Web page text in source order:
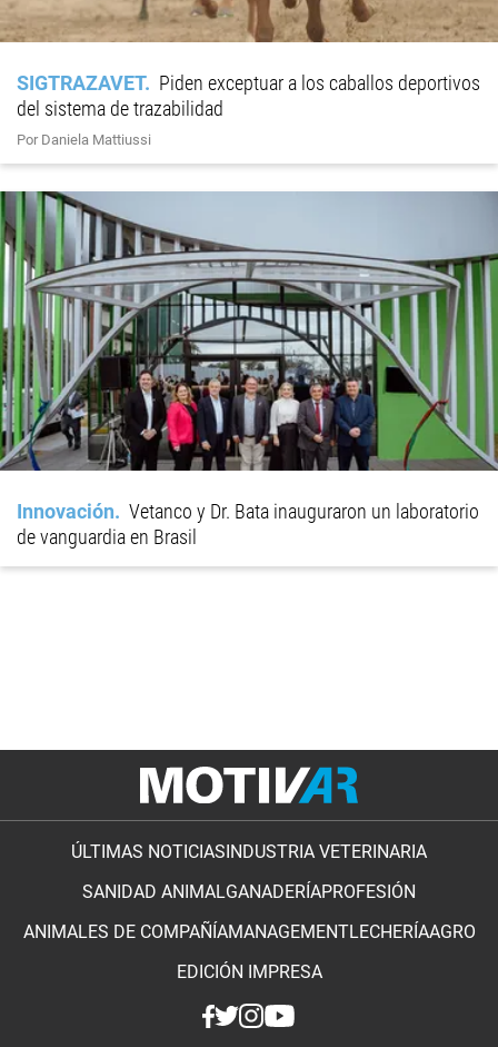
SIGTRAZAVET
Piden exceptuar a los caballos deportivos
del sistema de trazabilidad
Por Daniela Mattiussi
Innovación
Vetanco y Dr. Bata inauguraron un laboratorio
de vanguardia en Brasil
ÚLTIMAS NOTICIAS INDUSTRIA VETERINARIA
SANIDAD ANIMALGANADERÍAPROFESIÓN
ANIMALES DE COMPAÑÍAMANAGEMENTLECHERÍAAGRO
EDICIÓN IMPRESA